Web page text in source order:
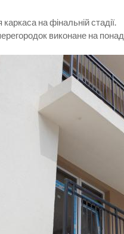
на фінальній стадії.
виконане на